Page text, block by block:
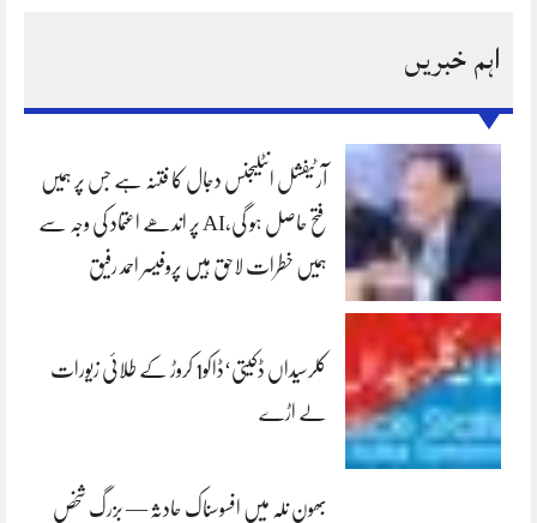
اہم خبریں
آرٹیفشل انٹلیجنس دجال کا فتنہ ہے جس پر ہمیں
فتح حاصل ہو گی،AI پر اندھے اعتماد کی وجہ سے
ہمیں خطرات لاحق ہیں پروفیسر احمد رفیق
کلرسیداں ڈکیتی‘ڈاکو1 کروڑ کے طلائی زیورات
لے اڑے
بھون نلہ میں افسوسناک حادثہ — بزرگ شخص